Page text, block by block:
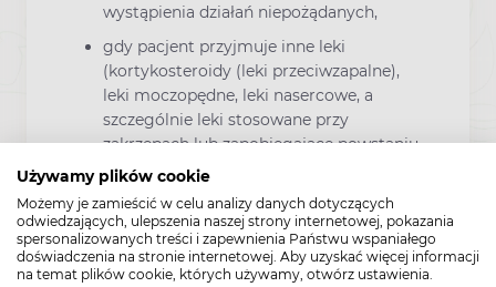
Używamy plików cookie
Możemy je zamieścić w celu analizy danych dotyczących
odwiedzających, ulepszenia naszej strony internetowej, pokazania
spersonalizowanych treści i zapewnienia Państwu wspaniałego
doświadczenia na stronie internetowej. Aby uzyskać więcej informacji
na temat plików cookie, których używamy, otwórz ustawienia.
wystąpienia działań niepożądanych,
gdy pacjent przyjmuje inne leki
(kortykosteroidy (leki przeciwzapalne),
leki moczopędne, leki nasercowe, a
szczególnie leki stosowane przy
zakrzepach lub zapobiegające powstaniu
zakrzepów), należy zasięgnąć porady
lekarza zanim zastosuje się ibuprofen z
tymi lekami,
istnieje ryzyko wystąpienia krwotoku z
przewodu pokarmowego, owrzodzenia